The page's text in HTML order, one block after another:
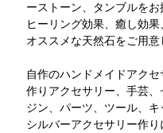
ーストーン、タンブルをお
ヒーリング効果、癒し効
オススメな天然石をご用意
自作のハンドメイドアク
作りアクセサリー、手芸
ジン、パーツ、ツール、キ
シルバーアクセサリー作